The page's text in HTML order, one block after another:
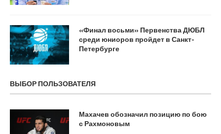
«Финал восьми» Первенства ДЮБЛ
среди юниоров пройдет в Санкт-
Петербурге
ВЫБОР ПОЛЬЗОВАТЕЛЯ
Махачев обозначил позицию по бою
с Рахмоновым